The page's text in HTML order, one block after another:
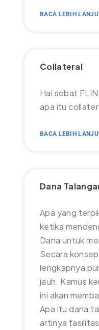
BACA LEBIH
Collateral
Hai sobat
apa itu
BACA LEBIH
Dana
Apa yang
ketika
Dana untuk
Secara
lengkapnya
jauh. Kamus
ini akan
Apa itu dana
artinya